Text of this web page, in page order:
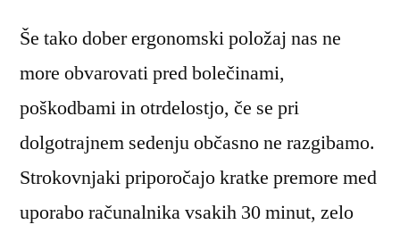
Še tako dober ergonomski položaj nas ne
more obvarovati pred bolečinami,
poškodbami in otrdelostjo, če se pri
dolgotrajnem sedenju občasno ne razgibamo.
Strokovnjaki priporočajo kratke premore med
uporabo računalnika vsakih 30 minut, zelo